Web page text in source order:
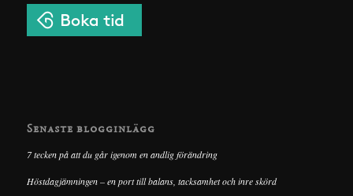
Senaste blogginlägg
7 tecken på att du går igenom en andlig förändring
Höstdagjämningen – en port till balans, tacksamhet och inre skörd